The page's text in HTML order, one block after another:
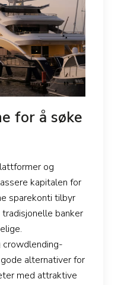
for å søke
og
kapitalen for
sparekonti tilbyr
banker
alternativer for
med attraktive